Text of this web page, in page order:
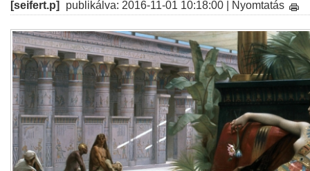
[seifert.p] publikálva: 2016-11-01 10:18:00 | Nyomtatás